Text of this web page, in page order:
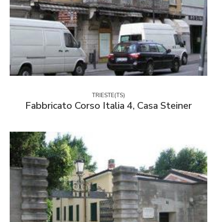
TRIESTE(TS)
Fabbricato Corso Italia 4, Casa Steiner